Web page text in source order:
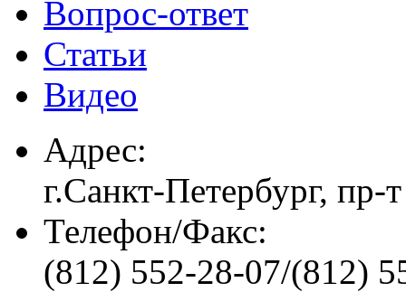
Вопрос-ответ
Статьи
Видео
Адрес:
г.Санкт-Петербург, пр-
Телефон/Факс:
(812) 552-28-07/(812)